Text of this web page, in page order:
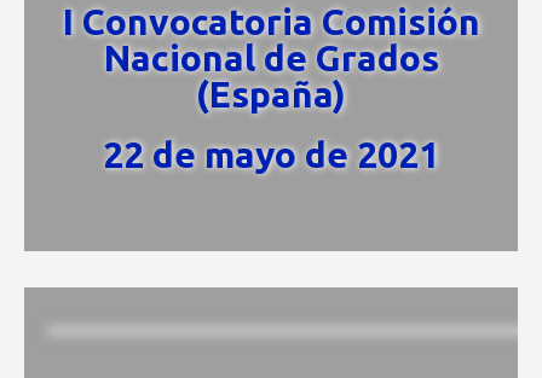
I Convocatoria Comisión
Nacional de Grados
(España)
22 de mayo de 2021